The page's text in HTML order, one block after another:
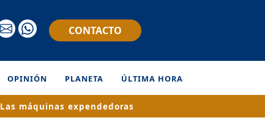
CONTACTO
OPINIÓN PLANETA ÚLTIMA HORA
Las máquinas expendedoras